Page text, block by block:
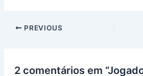
PREVIOUS
2 comentários em